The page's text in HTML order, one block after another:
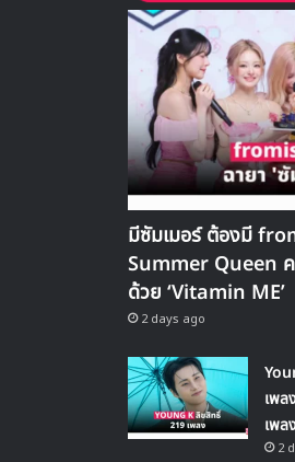
มีซัมเมอร์ ต้องมี
Summer Queen ค
ด้วย ‘Vitamin ME’
2 days ago
เพ
เพล
2